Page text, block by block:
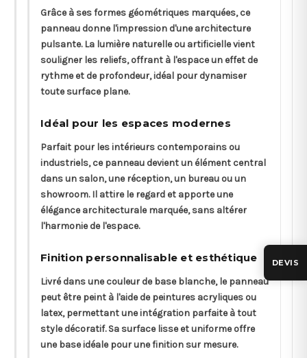
Grâce à ses formes géométriques marquées, ce
panneau donne l'impression d'une architecture
pulsante. La lumière naturelle ou artificielle vient
souligner les reliefs, offrant à l'espace un effet de
rythme et de profondeur, idéal pour dynamiser
toute surface plane.
Idéal pour les espaces modernes
Parfait pour les intérieurs contemporains ou
industriels, ce panneau devient un élément central
dans un salon, une réception, un bureau ou un
showroom. Il attire le regard et apporte une
élégance architecturale marquée, sans altérer
l'harmonie de l'espace.
Finition personnalisable et esthétique
Livré dans une couleur de base blanche, le panneau
peut être peint à l'aide de peintures acryliques ou
latex, permettant une intégration parfaite à tout
style décoratif. Sa surface lisse et uniforme offre
une base idéale pour une finition sur mesure.
DEVIS